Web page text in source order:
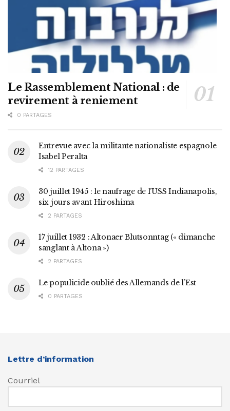
Le Rassemblement National : de
revirement à reniement
0 PARTAGES
Entrevue avec la militante nationaliste espagnole
Isabel Peralta
12 PARTAGES
30 juillet 1945 : le naufrage de l’USS Indianapolis,
six jours avant Hiroshima
2 PARTAGES
17 juillet 1932 : Altonaer Blutsonntag (« dimanche
sanglant à Altona »)
2 PARTAGES
Le populicide oublié des Allemands de l’Est
0 PARTAGES
Lettre d’information
Courriel